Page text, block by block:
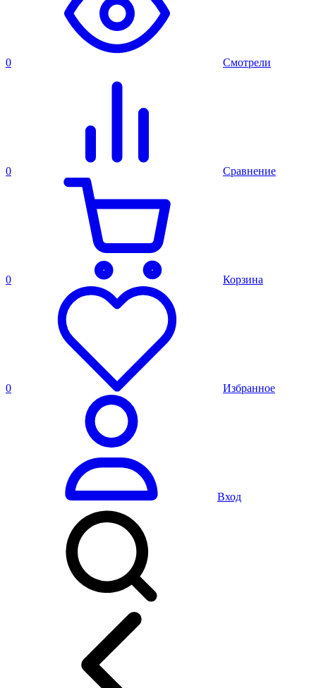
0 Смотрели
0 Сравнение
0 Корзина
0 Избранное
Вход